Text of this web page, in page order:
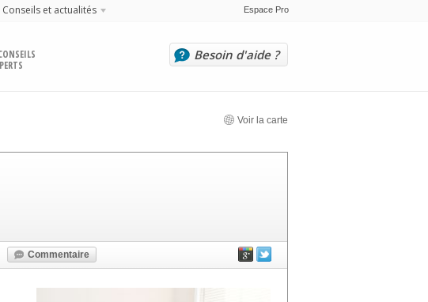
Conseils et actualités Espace Pro
Besoin d'aide ?
Voir la carte
Commentaire